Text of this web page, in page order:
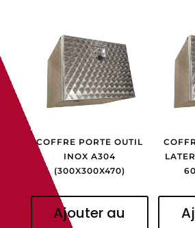
COFFRE PORTE OUTIL
INOX A304
(300X300X470)
Ajouter au